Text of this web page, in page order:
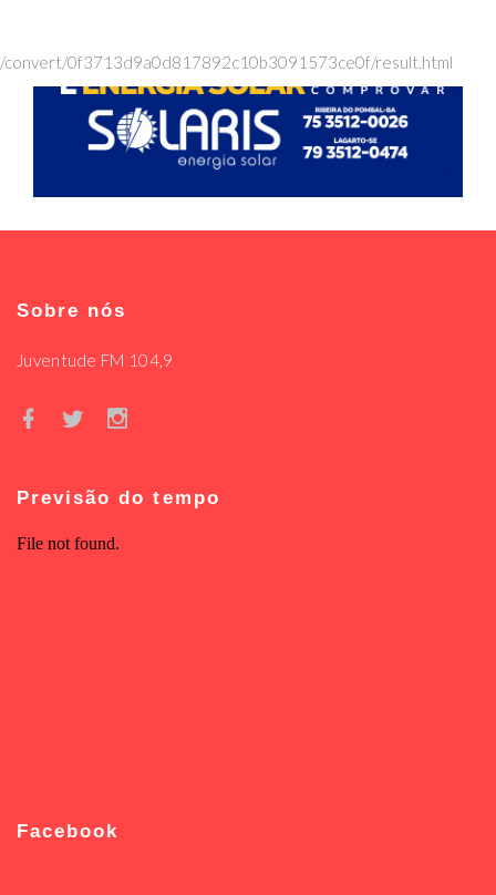
/convert/0f3713d9a0d817892c10b3091573ce0f/result.html
Sobre nós
Juventude FM 104,9
Previsão do tempo
Facebook